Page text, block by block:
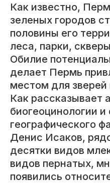
​Как известно,
зеленых городов
половины его
леса, парки,
Обилие
делает Пермь
местом для зверей
Как рассказывает
биогеоцинологии
географического
Денис Исаков,
десятки видов
видов пернатых,
появились